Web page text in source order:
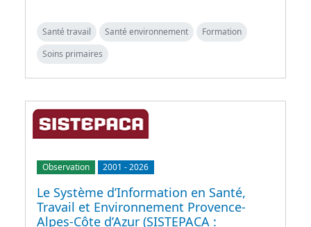
Santé travail Santé environnement
Formation
Soins primaires
Observation 2001 -2026
Le Système d’Information en Santé,
Travail et Environnement Provence-
Alpes-Côte d’Azur (SISTEPACA :